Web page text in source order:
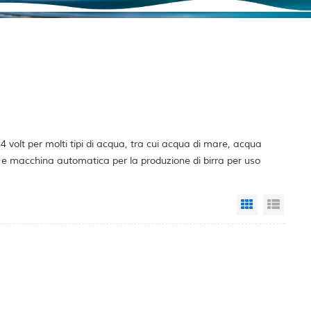
volt per molti tipi di acqua, tra cui acqua di mare, acqua
macchina automatica per la produzione di birra per uso
Grid View